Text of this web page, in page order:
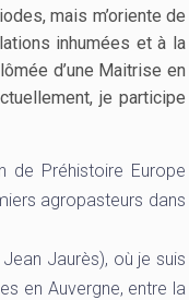
mais m’oriente de
inhumées et à la
d’une Maitrise en
je participe
de Préhistoire Europe
agropasteurs dans
Jaurès), où je suis
en Auvergne, entre la